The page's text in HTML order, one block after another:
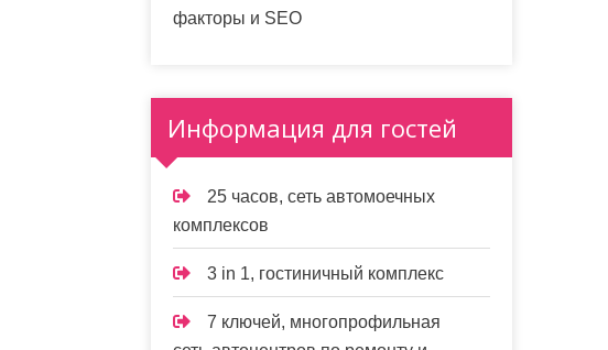
факторы и SEO
Информация для гостей
25 часов, сеть автомоечных
комплексов
3 in 1, гостиничный комплекс
7 ключей, многопрофильная